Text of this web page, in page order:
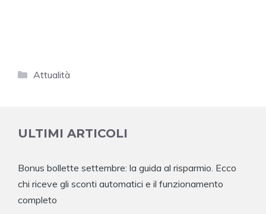
Categorie
Attualità
ULTIMI ARTICOLI
Bonus bollette settembre: la guida al risparmio. Ecco
chi riceve gli sconti automatici e il funzionamento
completo